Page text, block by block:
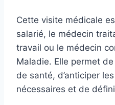
Cette visite médicale
salarié, le médecin
travail ou le médecin
Maladie. Elle permet
de santé, d’anticiper
nécessaires et de